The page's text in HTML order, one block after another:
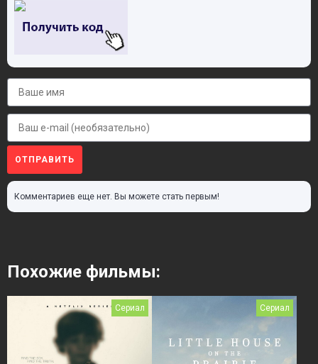
ОТПРАВИТЬ
Комментариев еще нет. Вы можете стать первым!
Похожие фильмы:
Сериал Сериал